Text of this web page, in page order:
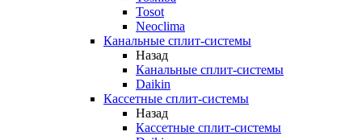
Tosot
Neoclima
Канальные сплит-системы
Назад
Канальные сплит-системы
Daikin
Кассетные сплит-системы
Назад
Кассетные сплит-системы